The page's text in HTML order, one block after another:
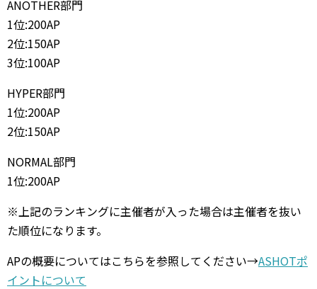
ANOTHER部門
1位:200AP
2位:150AP
3位:100AP
HYPER部門
1位:200AP
2位:150AP
NORMAL部門
1位:200AP
※上記のランキングに主催者が入った場合は主催者を抜い
た順位になります。
APの概要についてはこちらを参照してください→ASHOTポ
イントについて